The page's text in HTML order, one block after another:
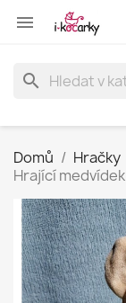

search
Domů Hračky
Hrající medvídek